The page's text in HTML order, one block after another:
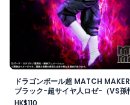
ドラゴンボール超 MATCH
ブラック-超サイヤ人ロゼ-（VS孫
HK$110